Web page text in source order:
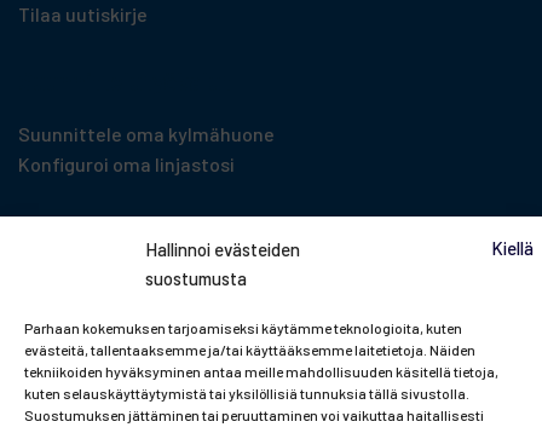
Hallinnoi evästeiden
suostumusta
Parhaan kokemuksen tarjoamiseksi käytämme teknologioita, kuten
evästeitä, tallentaaksemme ja/tai käyttääksemme laitetietoja. Näiden
tekniikoiden hyväksyminen antaa meille mahdollisuuden käsitellä tietoja,
kuten selauskäyttäytymistä tai yksilöllisiä tunnuksia tällä sivustolla.
Suostumuksen jättäminen tai peruuttaminen voi vaikuttaa haitallisesti
Kiellä
Tilaa uutiskirje
Suunnittele oma kylmähuone
Konfiguroi oma linjastosi